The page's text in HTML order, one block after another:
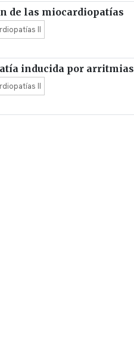
de las miocardiopatías
II
inducida por arritmias
II